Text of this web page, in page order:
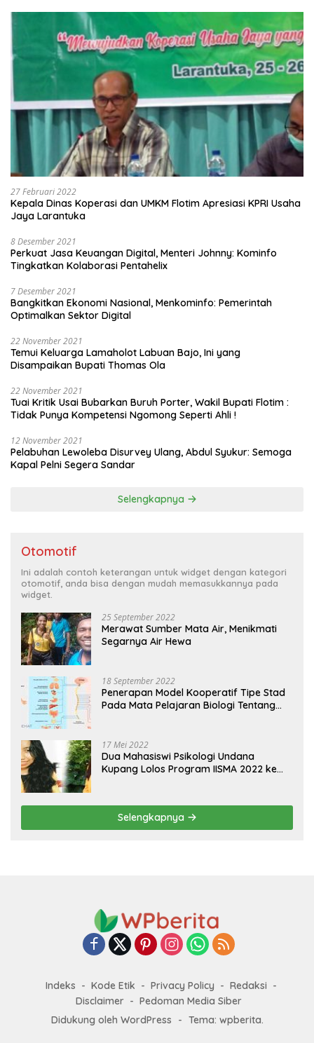
27 Februari 2022
Kepala Dinas Koperasi dan UMKM Flotim Apresiasi KPRI Usaha
Jaya Larantuka
8 Desember 2021
Perkuat Jasa Keuangan Digital, Menteri Johnny: Kominfo
Tingkatkan Kolaborasi Pentahelix
7 Desember 2021
Bangkitkan Ekonomi Nasional, Menkominfo: Pemerintah
Optimalkan Sektor Digital
22 November 2021
Temui Keluarga Lamaholot Labuan Bajo, Ini yang
Disampaikan Bupati Thomas Ola
22 November 2021
Tuai Kritik Usai Bubarkan Buruh Porter, Wakil Bupati Flotim :
Tidak Punya Kompetensi Ngomong Seperti Ahli !
12 November 2021
Pelabuhan Lewoleba Disurvey Ulang, Abdul Syukur: Semoga
Kapal Pelni Segera Sandar
Selengkapnya
Otomotif
Ini adalah contoh keterangan untuk widget dengan kategori
otomotif, anda bisa dengan mudah memasukkannya pada
widget.
25 September 2022
Merawat Sumber Mata Air, Menikmati
Segarnya Air Hewa
18 September 2022
Penerapan Model Kooperatif Tipe Stad
Pada Mata Pelajaran Biologi Tentang
17 Mei 2022
Dua Mahasiswi Psikologi Undana
Kupang Lolos Program IISMA 2022 ke
Selengkapnya
Indeks Kode Etik Privacy Policy
Redaksi
Disclaimer
Pedoman Media Siber
Didukung oleh WordPress
- Tema: wpberita.